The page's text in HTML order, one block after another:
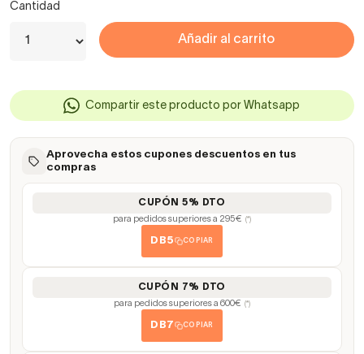
Cantidad
Añadir al carrito
Compartir este producto por Whatsapp
Aprovecha estos cupones descuentos en tus
compras
CUPÓN 5% DTO
para pedidos superiores a 295€ (*)
DB5 COPIAR
CUPÓN 7% DTO
para pedidos superiores a 600€ (*)
DB7 COPIAR